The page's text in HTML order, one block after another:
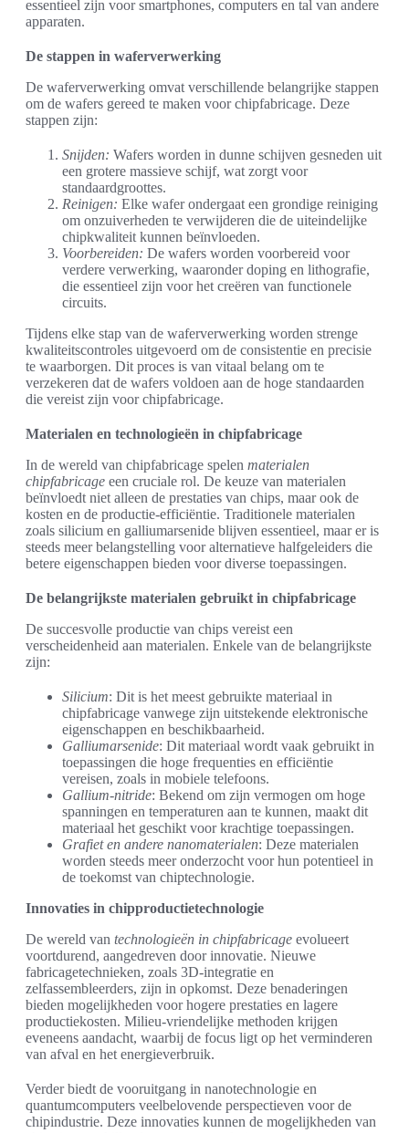
essentieel zijn voor smartphones, computers en tal van andere
apparaten.
De stappen in waferverwerking
De waferverwerking omvat verschillende belangrijke stappen
om de wafers gereed te maken voor chipfabricage. Deze
stappen zijn:
Snijden: Wafers worden in dunne schijven gesneden uit
een grotere massieve schijf, wat zorgt voor
standaardgroottes.
Reinigen: Elke wafer ondergaat een grondige reiniging
om onzuiverheden te verwijderen die de uiteindelijke
chipkwaliteit kunnen beïnvloeden.
Voorbereiden: De wafers worden voorbereid voor
verdere verwerking, waaronder doping en lithografie,
die essentieel zijn voor het creëren van functionele
circuits.
Tijdens elke stap van de waferverwerking worden strenge
kwaliteitscontroles uitgevoerd om de consistentie en precisie
te waarborgen. Dit proces is van vitaal belang om te
verzekeren dat de wafers voldoen aan de hoge standaarden
die vereist zijn voor chipfabricage.
Materialen en technologieën in chipfabricage
In de wereld van chipfabricage spelen materialen
chipfabricage een cruciale rol. De keuze van materialen
beïnvloedt niet alleen de prestaties van chips, maar ook de
kosten en de productie-efficiëntie. Traditionele materialen
zoals silicium en galliumarsenide blijven essentieel, maar er is
steeds meer belangstelling voor alternatieve halfgeleiders die
betere eigenschappen bieden voor diverse toepassingen.
De belangrijkste materialen gebruikt in chipfabricage
De succesvolle productie van chips vereist een
verscheidenheid aan materialen. Enkele van de belangrijkste
zijn:
Silicium: Dit is het meest gebruikte materiaal in
chipfabricage vanwege zijn uitstekende elektronische
eigenschappen en beschikbaarheid.
Galliumarsenide: Dit materiaal wordt vaak gebruikt in
toepassingen die hoge frequenties en efficiëntie
vereisen, zoals in mobiele telefoons.
Gallium-nitride: Bekend om zijn vermogen om hoge
spanningen en temperaturen aan te kunnen, maakt dit
materiaal het geschikt voor krachtige toepassingen.
Grafiet en andere nanomaterialen: Deze materialen
worden steeds meer onderzocht voor hun potentieel in
de toekomst van chiptechnologie.
Innovaties in chipproductietechnologie
De wereld van technologieën in chipfabricage evolueert
voortdurend, aangedreven door innovatie. Nieuwe
fabricagetechnieken, zoals 3D-integratie en
zelfassembleerders, zijn in opkomst. Deze benaderingen
bieden mogelijkheden voor hogere prestaties en lagere
productiekosten. Milieu-vriendelijke methoden krijgen
eveneens aandacht, waarbij de focus ligt op het verminderen
van afval en het energieverbruik.
Verder biedt de vooruitgang in nanotechnologie en
quantumcomputers veelbelovende perspectieven voor de
chipindustrie. Deze innovaties kunnen de mogelijkheden van